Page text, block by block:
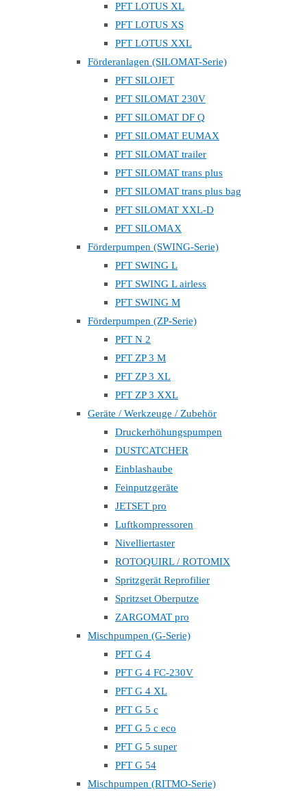
PFT LOTUS XL
PFT LOTUS XS
PFT LOTUS XXL
Förderanlagen (SILOMAT-Serie)
PFT SILOJET
PFT SILOMAT 230V
PFT SILOMAT DF Q
PFT SILOMAT EUMAX
PFT SILOMAT trailer
PFT SILOMAT trans plus
PFT SILOMAT trans plus bag
PFT SILOMAT XXL-D
PFT SILOMAX
Förderpumpen (SWING-Serie)
PFT SWING L
PFT SWING L airless
PFT SWING M
Förderpumpen (ZP-Serie)
PFT N 2
PFT ZP 3 M
PFT ZP 3 XL
PFT ZP 3 XXL
Geräte / Werkzeuge / Zubehör
Druckerhöhungspumpen
DUSTCATCHER
Einblashaube
Feinputzgeräte
JETSET pro
Luftkompressoren
Nivelliertaster
ROTOQUIRL / ROTOMIX
Spritzgerät Reprofilier
Spritzset Oberputze
ZARGOMAT pro
Mischpumpen (G-Serie)
PFT G 4
PFT G 4 FC-230V
PFT G 4 XL
PFT G 5 c
PFT G 5 c eco
PFT G 5 super
PFT G 54
Mischpumpen (RITMO-Serie)